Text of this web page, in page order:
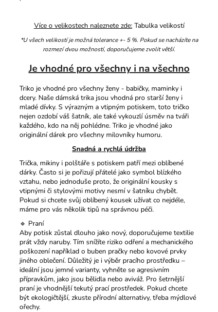
Více o velikostech naleznete zde: Tabulka velikostí
*U všech velikostí je možná tolerance +- 5 %. Pokud se nacházíte na
rozmezí dvou možností, doporučujeme zvolit větší.
Je vhodné pro všechny i na všechno
Triko je vhodné pro všechny ženy - babičky, maminky i
dcery. Naše dámská trika jsou vhodná pro starší ženy i
mladé dívky. S výrazným a vtipným potiskem, toto tričko
nejen ozdobí váš šatník, ale také vykouzlí úsměv na tváři
každého, kdo na něj pohlédne. Triko je vhodné jako
originální dárek pro všechny milovníky humoru.
Snadná a rychlá údržba
Trička, mikiny i polštáře s potiskem patří mezi oblíbené
dárky. Často si je pořizují přátelé jako symbol blízkého
vztahu, nebo jednoduše proto, že originální kousky s
vtipnými či stylovými motivy nesmí v šatníku chybět.
Pokud si chcete svůj oblíbený kousek užívat co nejdéle,
máme pro vás několik tipů na správnou péči.
🔹 Praní
Aby potisk zůstal dlouho jako nový, doporučujeme textilie
prát vždy naruby. Tím snížíte riziko odření a mechanického
poškození například o buben pračky nebo kovové prvky
jiného oblečení. Důležitý je i výběr pracího prostředku –
ideální jsou jemné varianty, vyhněte se agresivním
přípravkům, jako jsou bělidla nebo aviváž. Pro šetrnější
praní je vhodnější tekutý prací prostředek. Pokud chcete
být ekologičtější, zkuste přírodní alternativy, třeba mýdlové
ořechy.